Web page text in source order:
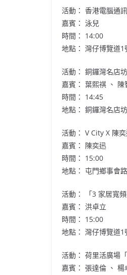
活動： 香港電腦通
嘉賓： 泳兒
時間： 14:00
地點： 灣仔博覽道
活動： 銅鑼灣名店
嘉賓： 葉熙祺 、 陳
時間： 14:45
地點： 銅鑼灣名店
活動： V City X 陳
嘉賓： 陳奕迅
時間： 15:00
地點： 屯門鄉事會
活動： 「3 家居寬
嘉賓： 洪卓立
時間： 15:00
地點： 灣仔博覽道
活動： 荷里活廣場
嘉賓： 張達倫 、 楊